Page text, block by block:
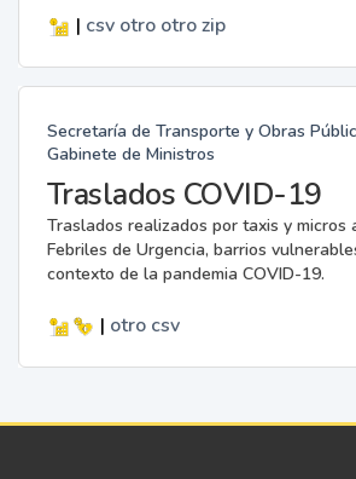
| csv otro otro zip
Secretaría de Transporte y Obras
Gabinete de Ministros
Traslados COVID-19
Traslados realizados por taxis y micros
Febriles de Urgencia, barrios
contexto de la pandemia COVID-19.
| otro csv